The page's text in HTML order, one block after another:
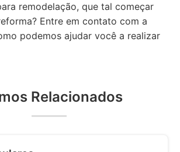
remodelação, que tal começar
Entre em contato com a
podemos ajudar você a realizar
Relacionados